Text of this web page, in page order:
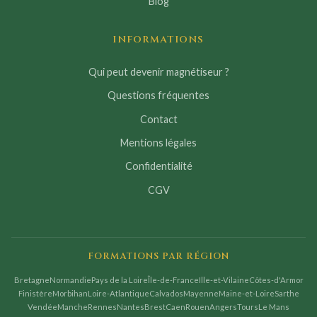
INFORMATIONS
Qui peut devenir magnétiseur ?
Questions fréquentes
Contact
Mentions légales
Confidentialité
CGV
FORMATIONS PAR RÉGION
BretagneNormandiePays de la LoireÎle-de-FranceIlle-et-VilaineCôtes-d'Armor
FinistèreMorbihanLoire-AtlantiqueCalvadosMayenneMaine-et-LoireSarthe
VendéeMancheRennesNantesBrestCaenRouenAngersToursLe Mans